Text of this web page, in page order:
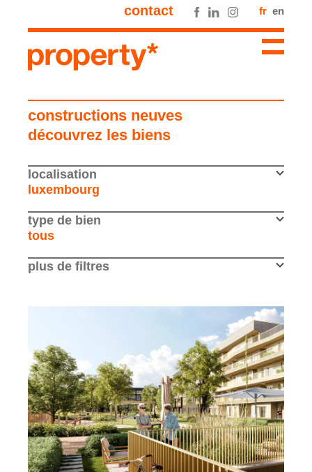
contact fr en
constructions neuves
découvrez les biens
localisation
luxembourg
type de bien
tous
plus de filtres